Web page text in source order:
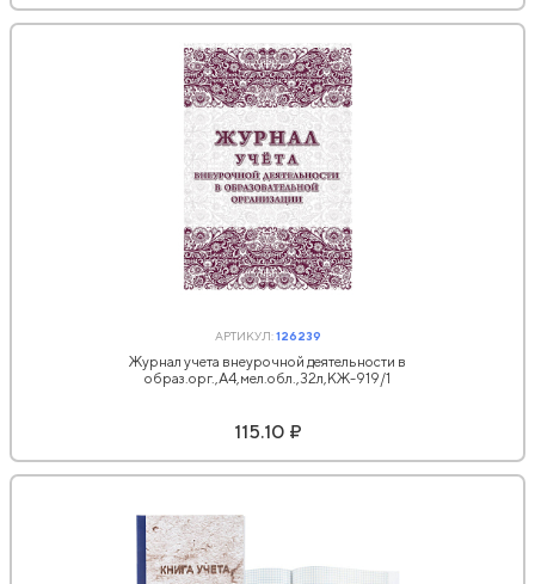
АРТИКУЛ:126239
Журнал учета внеурочной деятельности в
образ.орг.,А4,мел.обл.,32л,КЖ-919/1
115.10 ₽